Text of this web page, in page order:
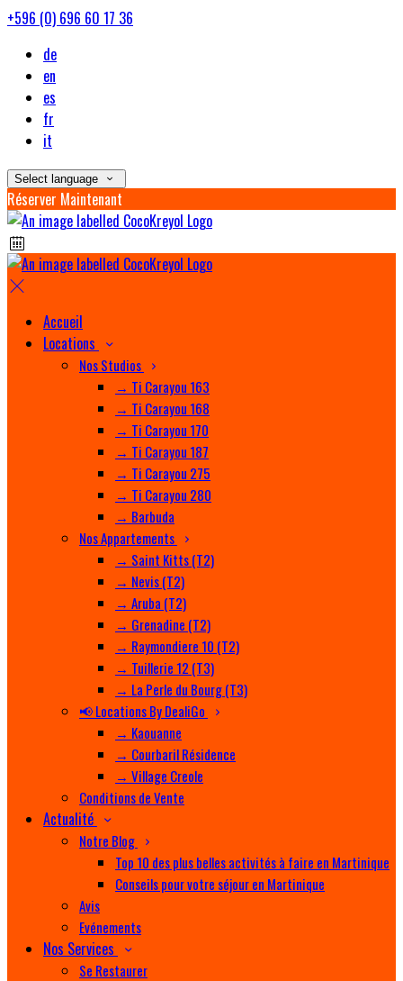
+596 (0) 696 60 17 36
de
en
es
fr
it
Select language
Réserver Maintenant
Accueil
Locations
Nos Studios
→ Ti Carayou 163
→ Ti Carayou 168
→ Ti Carayou 170
→ Ti Carayou 187
→ Ti Carayou 275
→ Ti Carayou 280
→ Barbuda
Nos Appartements
→ Saint Kitts (T2)
→ Nevis (T2)
→ Aruba (T2)
→ Grenadine (T2)
→ Raymondiere 10 (T2)
→ Tuillerie 12 (T3)
→ La Perle du Bourg (T3)
📢 Locations By DealiGo
→ Kaouanne
→ Courbaril Résidence
→ Village Creole
Conditions de Vente
Actualité
Notre Blog
Top 10 des plus belles activités à faire en Martinique
Conseils pour votre séjour en Martinique
Avis
Evénements
Nos Services
Se Restaurer